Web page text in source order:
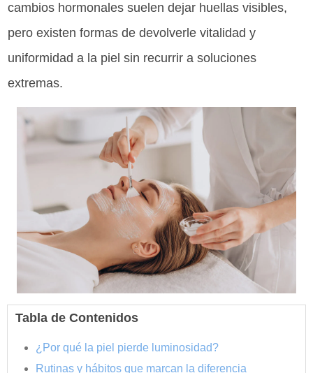
cambios hormonales suelen dejar huellas visibles,
pero existen formas de devolverle vitalidad y
uniformidad a la piel sin recurrir a soluciones
extremas.
Tabla de Contenidos
¿Por qué la piel pierde luminosidad?
Rutinas y hábitos que marcan la diferencia